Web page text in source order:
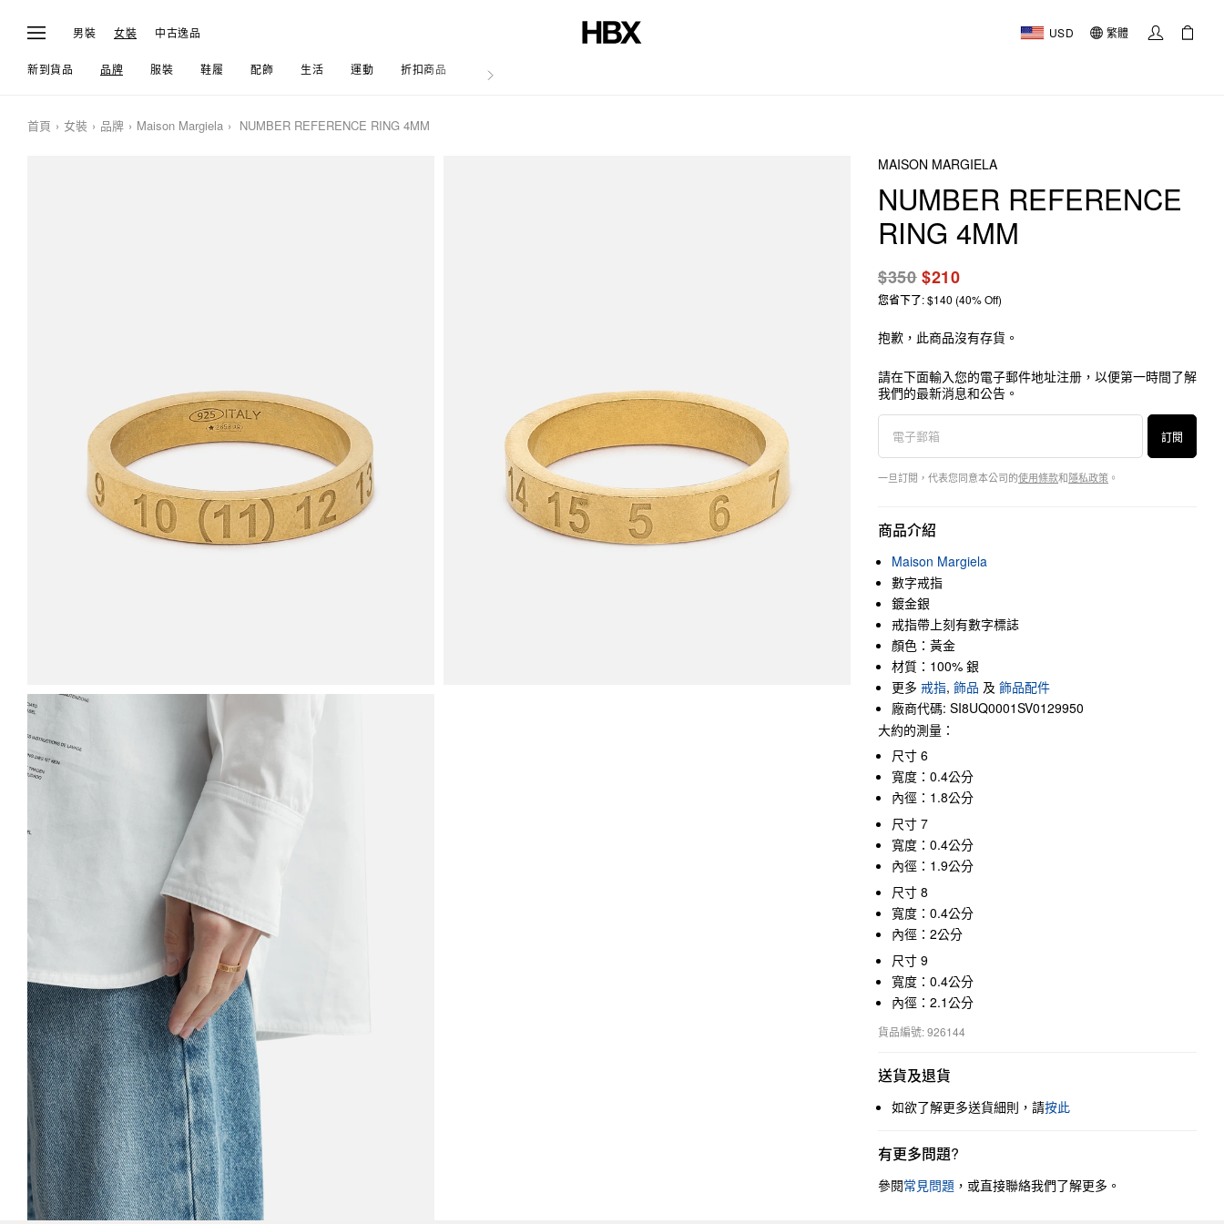
男裝 女裝 中古逸品 USD 繁體
新到貨品 品牌 服裝 鞋履 配飾 生活 運動 折扣商品 文章
首頁 女裝 品牌 Maison Margiela NUMBER REFERENCE RING 4MM
MAISON MARGIELA
NUMBER REFERENCE
RING 4MM
$350$210
您省下了: $140 (40% Off)
抱歉，此商品沒有存貨。
請在下面輸入您的電子郵件地址注册，以便第一時間了解
我們的最新消息和公告。
訂閱
一旦訂閱，代表您同意本公司的使用條款和隱私政策 。
商品介紹
Maison Margiela
數字戒指
鍍金銀
戒指帶上刻有數字標誌
顏色：黃金
材質：100% 銀
更多 戒指, 飾品 及 飾品配件
廠商代碼: SI8UQ0001SV0129950
大約的測量：
尺寸 6
寬度：0.4公分
內徑：1.8公分
尺寸 7
寬度：0.4公分
內徑：1.9公分
尺寸 8
寬度：0.4公分
內徑：2公分
尺寸 9
寬度：0.4公分
內徑：2.1公分
貨品編號: 926144
送貨及退貨
如欲了解更多送貨細則，請按此
有更多問題?
參閱常見問題 ，或直接聯絡我們了解更多。